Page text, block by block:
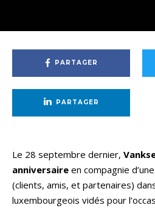
PARTAGER
PARTAGER
Le 28 septembre dernier,
anniversaire en compagnie
(clients, amis, et partenaires)
luxembourgeois vidés pour